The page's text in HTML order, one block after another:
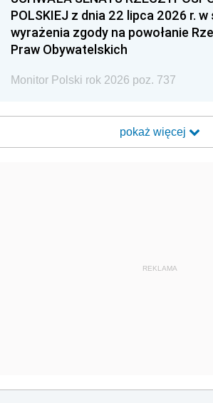
POLSKIEJ z dnia 22 lipca 2026 r.
wyrażenia zgody na powołanie
Praw Obywatelskich
Monitor Polski rok 2026 poz. 737
pokaż więcej
REKLAMA